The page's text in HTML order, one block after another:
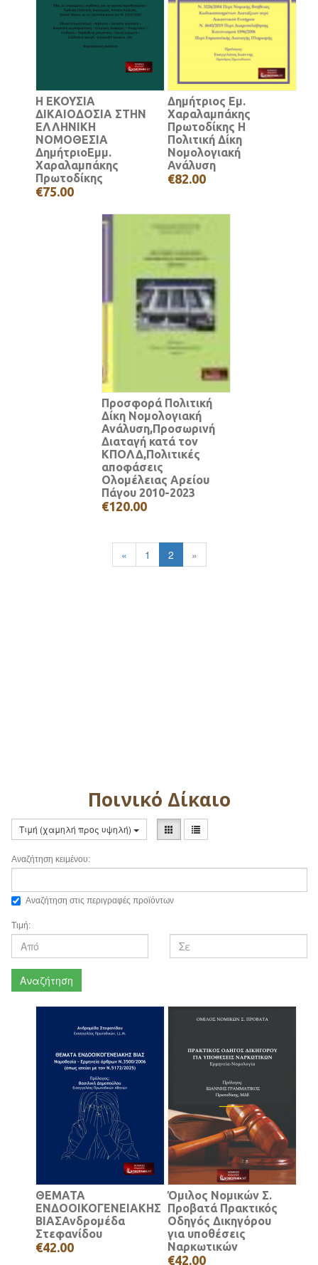
Η ΕΚΟΥΣΙΑ
ΔΙΚΑΙΟΔΟΣΙΑ ΣΤΗΝ
ΕΛΛΗΝΙΚΗ
ΝΟΜΟΘΕΣΙΑ
ΔημήτριοΕμμ.
Χαραλαμπάκης
Πρωτοδίκης
€75.00
Δημήτριος Εμ.
Χαραλαμπάκης
Πρωτοδίκης Η
Πολιτική Δίκη
Νομολογιακή
Ανάλυση
€82.00
Προσφορά Πολιτική
Δίκη Νομολογιακή
Ανάλυση,Προσωρινή
Διαταγή κατά τον
ΚΠΟΛΔ,Πολιτικές
αποφάσεις
Ολομέλειας Αρείου
Πάγου 2010-2023
€120.00
« 1 2 »
Ποινικό Δίκαιο
Τιμή (χαμηλή προς υψηλή)
Αναζήτηση κειμένου:
Αναζήτηση στις περιγραφές προϊόντων
Τιμή:
Αναζήτηση
ΘΕΜΑΤΑ
ΕΝΔΟΟΙΚΟΓΕΝΕΙΑΚΗΣ
ΒΙΑΣΑνδρομέδα
Στεφανίδου
€42.00
Όμιλος Νομικών Σ.
Προβατά Πρακτικός
Οδηγός Δικηγόρου
για υποθέσεις
Ναρκωτικών
€42.00